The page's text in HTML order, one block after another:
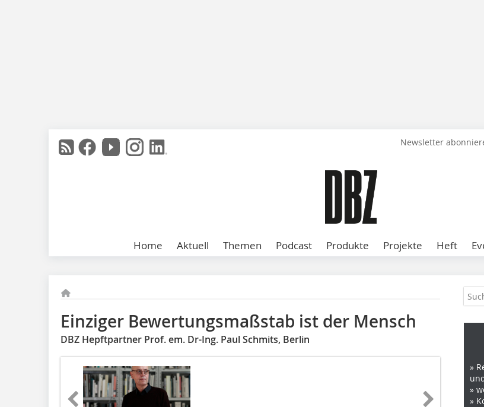
Newsletter
Home Aktuell Themen Podcast Produkte Projekte Heft
Einziger Bewertungsmaßstab ist der Mensch
DBZ Hepftpartner Prof. em. Dr-Ing. Paul Schmits, Berlin
»
»
»